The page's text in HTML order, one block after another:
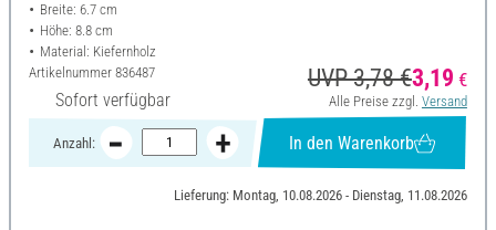
Breite: 6.7 cm
Höhe: 8.8 cm
Material: Kiefernholz
Artikelnummer 836487
Sofort verfügbar
UVP 3,78 €3,19 €
Alle Preise zzgl. Versand
Anzahl: In den Warenkorb
Lieferung: Montag, 10.08.2026 - Dienstag, 11.08.2026